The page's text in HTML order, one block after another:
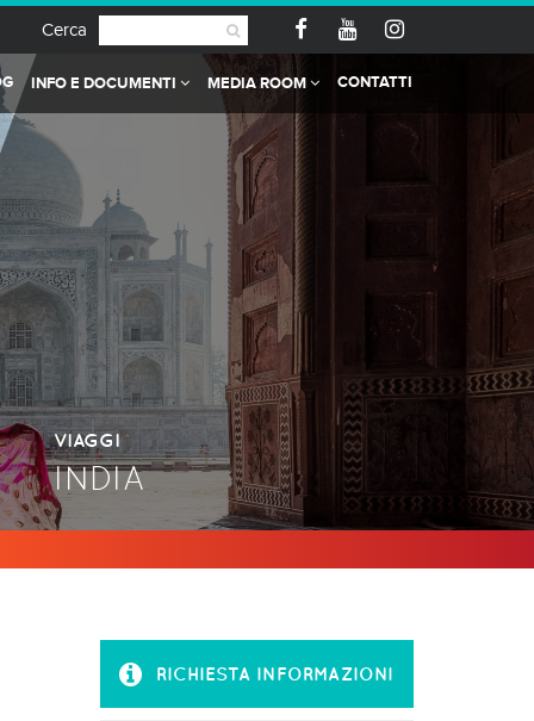
Cerca
INFO E DOCUMENTI MEDIA ROOM CONTATTI
VIAGGI
INDIA
RICHIESTA INFORMAZIONI